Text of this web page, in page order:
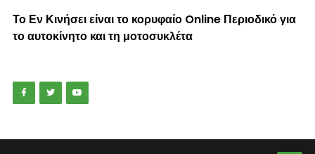
Το Εν Κινήσει είναι το κορυφαίο Online Περιοδικό για
το αυτοκίνητο και τη μοτοσυκλέτα